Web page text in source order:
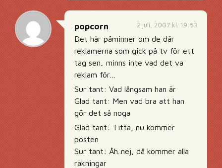
2 juli, 2007 kl. 19:53
popcorn
Det här påminner om de där
reklamerna som gick på tv för ett
tag sen.. minns inte vad det va
reklam för…
Sur tant: Vad långsam han är
Glad tant: Men vad bra att han
gör det så noga
Glad tant: Titta, nu kommer
posten
Sur tant: Åh..nej, då kommer alla
räkningar